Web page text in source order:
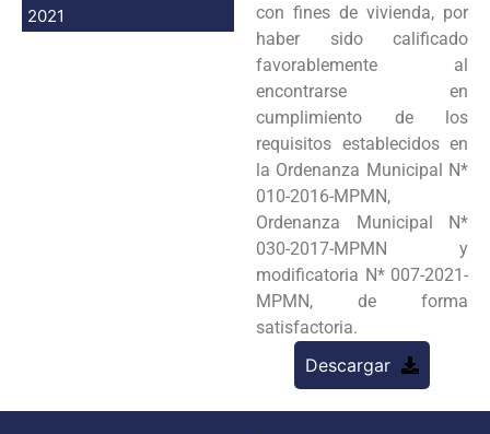
2021
con fines de vivienda, por
haber sido calificado
favorablemente al
encontrarse en
cumplimiento de los
requisitos establecidos en
la Ordenanza Municipal N*
010-2016-MPMN,
Ordenanza Municipal N*
030-2017-MPMN y
modificatoria N* 007-2021-
MPMN, de forma
satisfactoria.
Descargar